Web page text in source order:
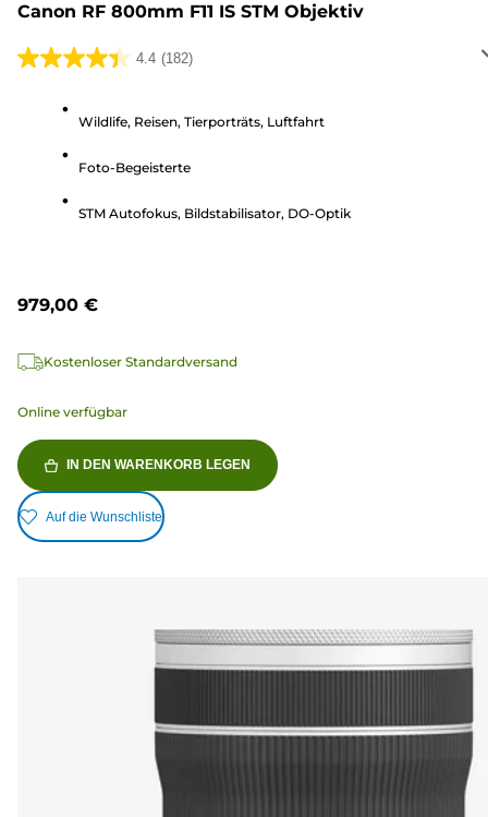
Canon RF 800mm F11 IS STM Objektiv
4.4 (182)
4.4
Sternen.
Bewertungen
Wildlife, Reisen, Tierporträts, Luftfahrt
Foto-Begeisterte
STM Autofokus, Bildstabilisator, DO-Optik
979,00 €
Kostenloser Standardversand
Online verfügbar
IN DEN WARENKORB LEGEN
Auf die Wunschliste